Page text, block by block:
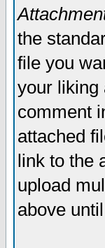
the
file you
your liking
comment
attached
link to the
upload
above